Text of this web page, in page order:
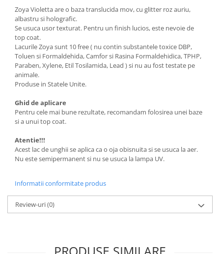
Zoya Violetta are o baza translucida mov, cu glitter roz auriu,
albastru si holografic.
Se usuca usor texturat. Pentru un finish lucios, este nevoie de
top coat.
Lacurile Zoya sunt 10 free ( nu contin substantele toxice DBP,
Toluen si Formaldehida, Camfor si Rasina Formaldehidica, TPHP,
Paraben, Xylene, Etil Tosilamida, Lead ) si nu au fost testate pe
animale.
Produse in Statele Unite.
Ghid de aplicare
Pentru cele mai bune rezultate, recomandam folosirea unei baze
si a unui top coat.
Atentie!!!
Acest lac de unghii se aplica ca o oja obisnuita si se usuca la aer.
Nu este semipermanent si nu se usuca la lampa UV.
Informatii conformitate produs
Review-uri(0)